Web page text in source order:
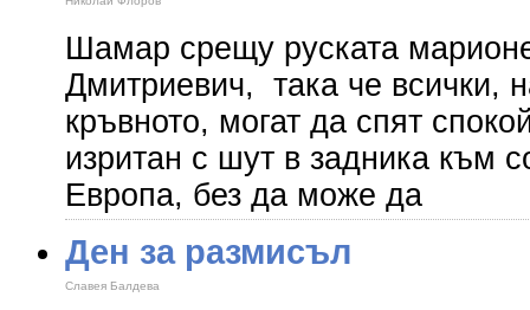
Шамар срещу руската
Дмитриевич, така че всички,
кръвното, могат да спят
изритан с шут в задника към
Европа, без да може да
Ден за размисъл
Славея Балдева